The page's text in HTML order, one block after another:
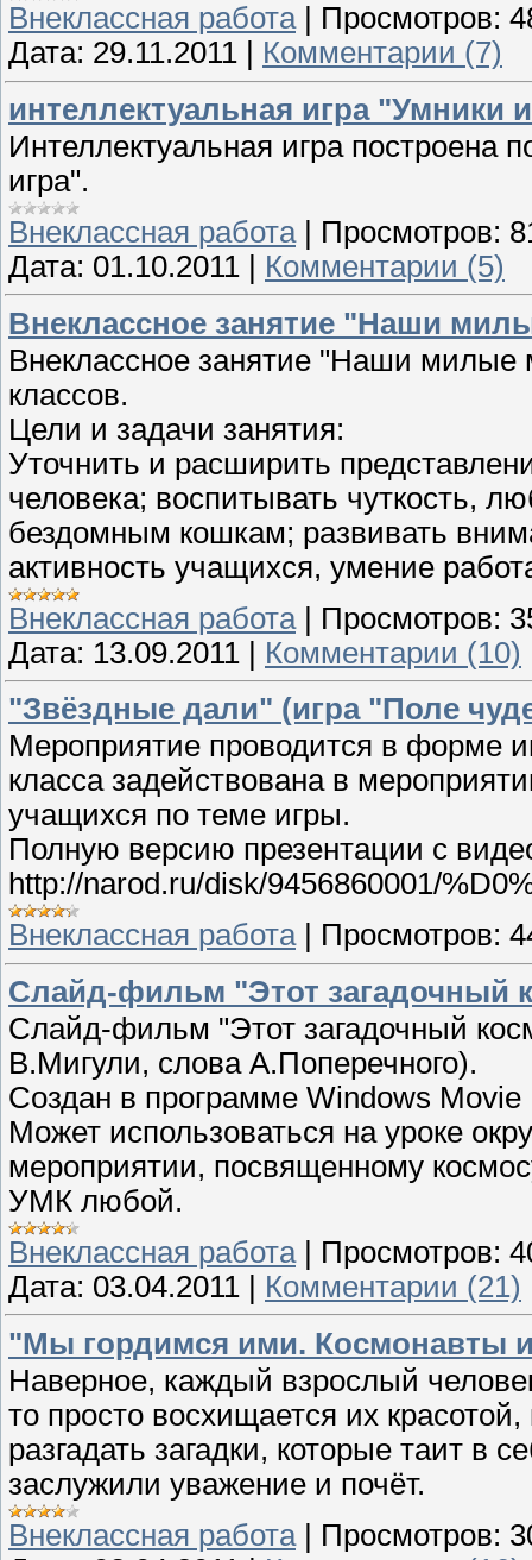
Внеклассная работа| Просмотров:
Дата: 29.11.2011
Комментарии (7)
интеллектуальная игра "Умники
Интеллектуальная игра построена
игра".
Внеклассная работа| Просмотров:
Дата: 01.10.2011
Комментарии (5)
Внеклассное занятие "Наши
Внеклассное занятие "Наши
классов.
Цели и задачи занятия:
Уточнить и расширить
человека; воспитывать чуткость,
бездомным кошкам; развивать
активность учащихся, умение
Внеклассная работа | Просмотров:
Дата: 13.09.2011 | Комментарии (10)
"Звёздные дали" (игра "Поле
Мероприятие проводится в форме
класса задействована в
учащихся по теме игры.
Полную версию презентации с
http://narod.ru/disk/9456860001/
Внеклассная работа| Просмотров:
Слайд-фильм "Этот загадочный
Слайд-фильм "Этот загадочный
В.Мигули, слова А.Поперечного).
Создан в программе Windows Movie
Может использоваться на уроке
мероприятии, посвященному
УМК любой.
Внеклассная работа| Просмотров:
Дата: 03.04.2011
Комментарии (21)
"Мы гордимся ими. Космонавты
Наверное, каждый взрослый
то просто восхищается их
разгадать загадки, которые таит в
заслужили уважение и почёт.
Внеклассная работа | Просмотров: